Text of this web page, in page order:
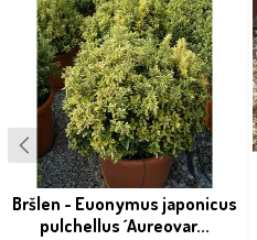
Bršlen - Euonymus japonicus
pulchellus ´Aureovar...